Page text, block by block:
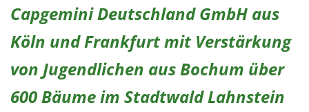
Capgemini Deutschland GmbH aus
Köln und Frankfurt mit Verstärkung
von Jugendlichen aus Bochum über
600 Bäume im Stadtwald Lahnstein